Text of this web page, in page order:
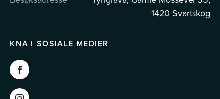
1420 Svartskog
KNA I SOSIALE MEDIER